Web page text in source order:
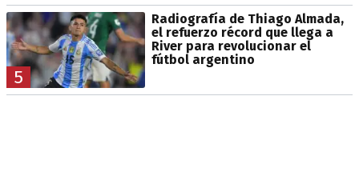
5
Radiografía de Thiago Almada,
el refuerzo récord que llega a
River para revolucionar el
fútbol argentino